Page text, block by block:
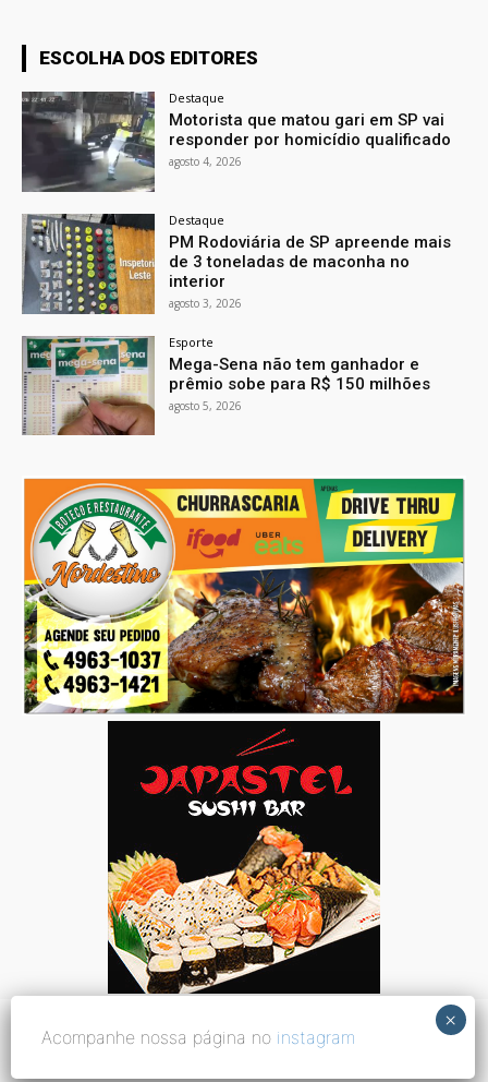
ESCOLHA DOS EDITORES
Destaque
Motorista que matou gari em SP vai
responder por homicídio qualificado
agosto 4, 2026
Destaque
PM Rodoviária de SP apreende mais
de 3 toneladas de maconha no
interior
agosto 3, 2026
Esporte
Mega-Sena não tem ganhador e
prêmio sobe para R$ 150 milhões
agosto 5, 2026
Acompanhe nossa página no instagram